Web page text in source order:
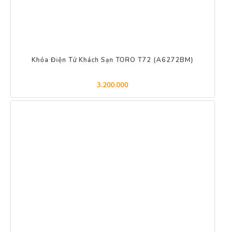
Khóa Điện Tử Khách Sạn TORO T72 (A6272BM)
3.200.000